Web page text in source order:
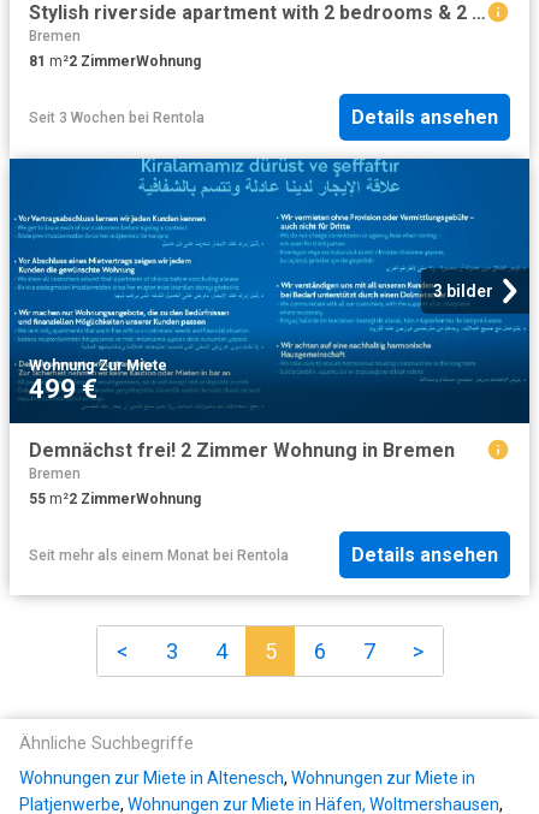
Stylish riverside apartment with 2 bedrooms & 2 bathrooms – all inclusive, Überseestadt, Bremen Amsterdam Apartments for Rent
Bremen
81 m²2 ZimmerWohnung
Seit 3 Wochen bei Rentola Details ansehen
3 bilder
Wohnung·Zur Miete
499 €
Demnächst frei! 2 Zimmer Wohnung in Bremen
Bremen
55 m²2 ZimmerWohnung
Seit mehr als einem Monat bei Rentola Details ansehen
< 3 4 5 6 7 >
Ähnliche Suchbegriffe
Wohnungen zur Miete in Altenesch, Wohnungen zur Miete in
Platjenwerbe, Wohnungen zur Miete in Häfen, Woltmershausen,